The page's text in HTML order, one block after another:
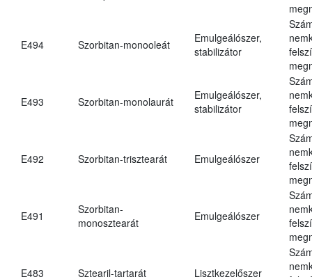
E494 Szorbitan-monooleát
Emulgeálószer,
stabilizátor
E493 Szorbitan-monolaurát
Emulgeálószer,
stabilizátor
E492 Szorbitan-trisztearát Emulgeálószer
E491
Szorbitan-
monosztearát
Emulgeálószer
E483 Sztearil-tartarát Lisztkezelőszer